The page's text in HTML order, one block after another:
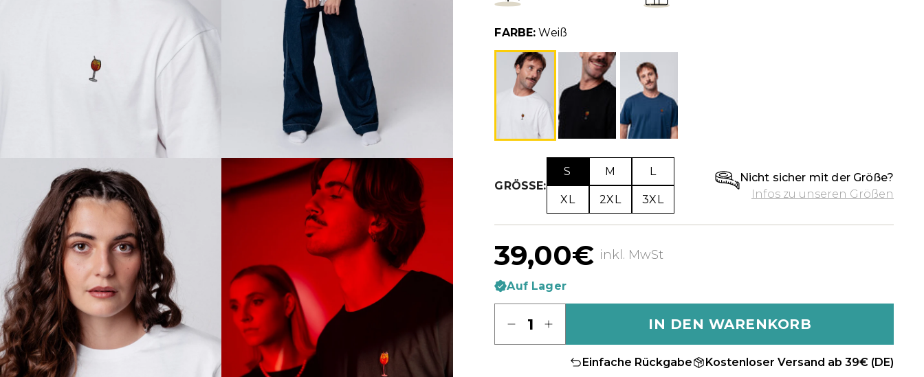
FARBE: Weiß
GRÖSSE:
S M L
XL 2XL 3XL
Nicht sicher mit der Größe?
Infos zu unseren Größen
39,00€ inkl. MwSt
Auf Lager
IN DEN WARENKORB
Einfache Rückgabe
Kostenloser Versand ab 39€ (DE)